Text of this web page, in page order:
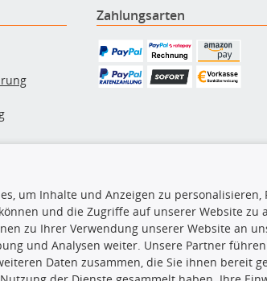
Zahlungsarten
TecDoc Inside
um Inhalte und Anzeigen zu
und die Zugriffe auf unserer Website zu
zu Ihrer Verwendung unserer Website an
und Analysen weiter. Unsere Partner
Daten zusammen, die Sie ihnen bereit